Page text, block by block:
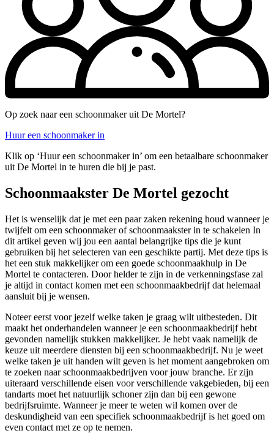
Op zoek naar een schoonmaker uit De Mortel?
Huur een schoonmaker in
Klik op ‘Huur een schoonmaker in’ om een betaalbare schoonmaker
uit De Mortel in te huren die bij je past.
Schoonmaakster De Mortel gezocht
Het is wenselijk dat je met een paar zaken rekening houd wanneer je
twijfelt om een schoonmaker of schoonmaakster in te schakelen In
dit artikel geven wij jou een aantal belangrijke tips die je kunt
gebruiken bij het selecteren van een geschikte partij. Met deze tips is
het een stuk makkelijker om een goede schoonmaakhulp in De
Mortel te contacteren. Door helder te zijn in de verkenningsfase zal
je altijd in contact komen met een schoonmaakbedrijf dat helemaal
aansluit bij je wensen.
Noteer eerst voor jezelf welke taken je graag wilt uitbesteden. Dit
maakt het onderhandelen wanneer je een schoonmaakbedrijf hebt
gevonden namelijk stukken makkelijker. Je hebt vaak namelijk de
keuze uit meerdere diensten bij een schoonmaakbedrijf. Nu je weet
welke taken je uit handen wilt geven is het moment aangebroken om
te zoeken naar schoonmaakbedrijven voor jouw branche. Er zijn
uiteraard verschillende eisen voor verschillende vakgebieden, bij een
tandarts moet het natuurlijk schoner zijn dan bij een gewone
bedrijfsruimte. Wanneer je meer te weten wil komen over de
deskundigheid van een specifiek schoonmaakbedrijf is het goed om
even contact met ze op te nemen.